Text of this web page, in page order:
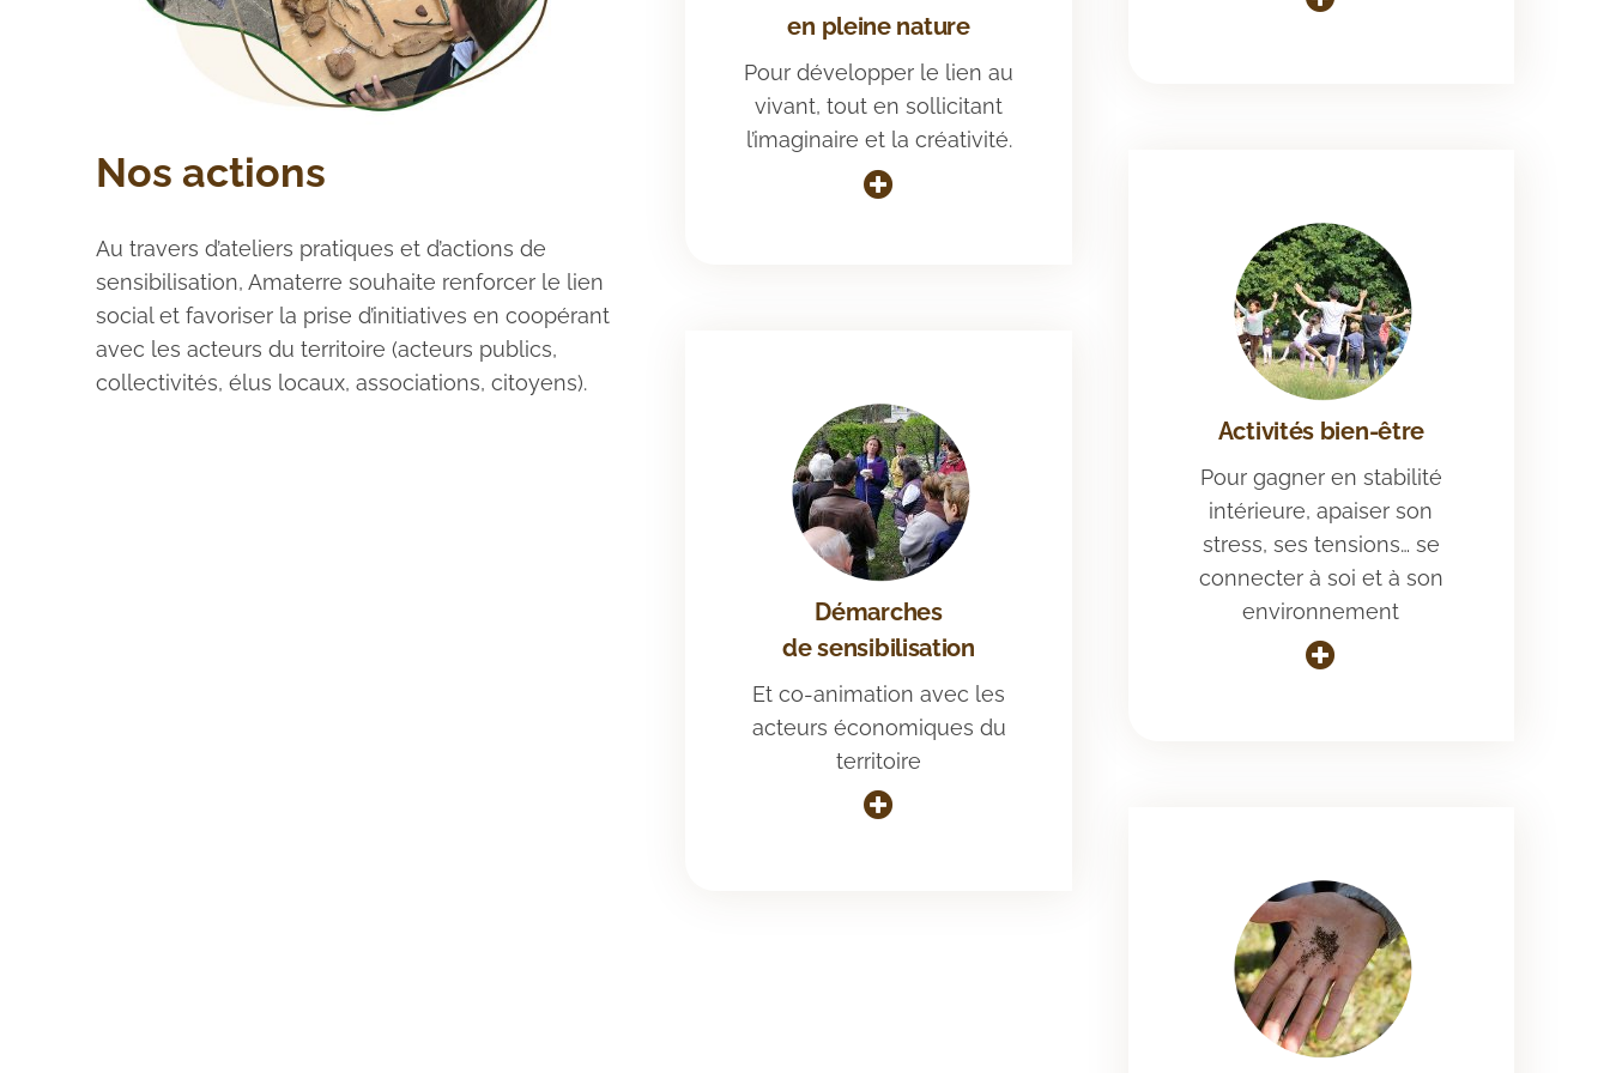
Nos actions
Au travers d’ateliers pratiques et d’actions de
sensibilisation, Amaterre souhaite renforcer le lien
social et favoriser la prise d’initiatives en coopérant
avec les acteurs du territoire (acteurs publics,
collectivités, élus locaux, associations, citoyens).
en pleine nature
Pour développer le lien au
vivant, tout en sollicitant
l’imaginaire et la créativité.
Démarches
de sensibilisation
Et co-animation avec les
acteurs économiques du
territoire
Activités bien-être
Pour gagner en stabilité
intérieure, apaiser son
stress, ses tensions… se
connecter à soi et à son
environnement